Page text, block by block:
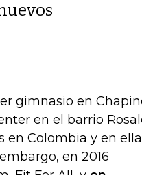
gimnasio en
en el barrio
en Colombia y en
en 2016